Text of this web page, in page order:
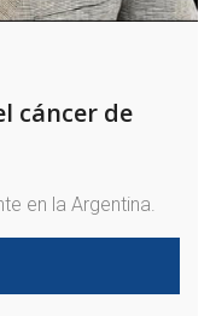
cáncer de
en la Argentina.